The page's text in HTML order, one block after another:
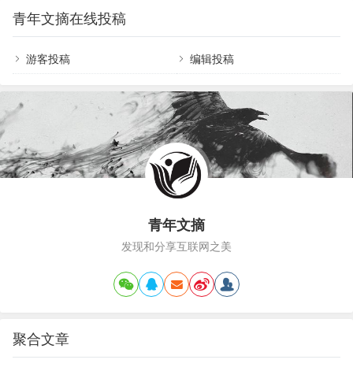
说： “观察一个人，再没有比观察他的眼睛更好的
了。眼睛不能掩盖一个人的丑恶。心中光明正大，
眼睛就明亮；心中不光明正大，眼睛就昏暗不明，
躲躲闪闪。所以，听一个人说话的时候，注意观察
商的人不易动怒高情商的人知道自己行为背后的…
青年文摘在线投稿
游客投稿 编辑投稿
青年文摘
发现和分享互联网之美
聚合文章